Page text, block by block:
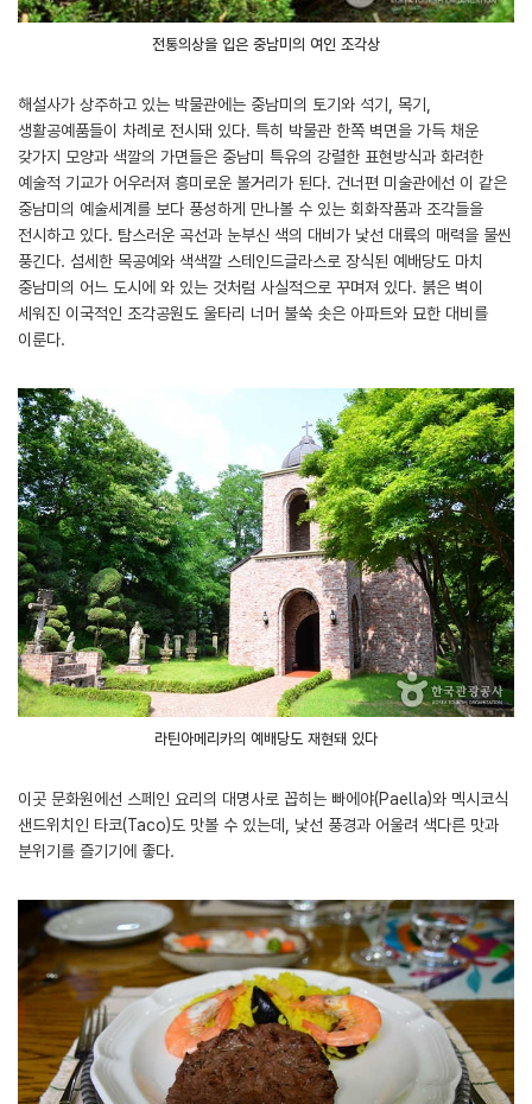
전통의상을 입은 중남미의 여인 조각상
해설사가 상주하고 있는 박물관에는 중남미의 토기와 석기, 목기,
생활공예품들이 차례로 전시돼 있다. 특히 박물관 한쪽 벽면을 가득 채운
갖가지 모양과 색깔의 가면들은 중남미 특유의 강렬한 표현방식과 화려한
예술적 기교가 어우러져 흥미로운 볼거리가 된다. 건너편 미술관에선 이 같은
중남미의 예술세계를 보다 풍성하게 만나볼 수 있는 회화작품과 조각들을
전시하고 있다. 탐스러운 곡선과 눈부신 색의 대비가 낯선 대륙의 매력을 물씬
풍긴다. 섬세한 목공예와 색색깔 스테인드글라스로 장식된 예배당도 마치
중남미의 어느 도시에 와 있는 것처럼 사실적으로 꾸며져 있다. 붉은 벽이
세워진 이국적인 조각공원도 울타리 너머 불쑥 솟은 아파트와 묘한 대비를
이룬다.
라틴아메리카의 예배당도 재현돼 있다
이곳 문화원에선 스페인 요리의 대명사로 꼽히는 빠에야(Paella)와 멕시코식
샌드위치인 타코(Taco)도 맛볼 수 있는데, 낯선 풍경과 어울려 색다른 맛과
분위기를 즐기기에 좋다.